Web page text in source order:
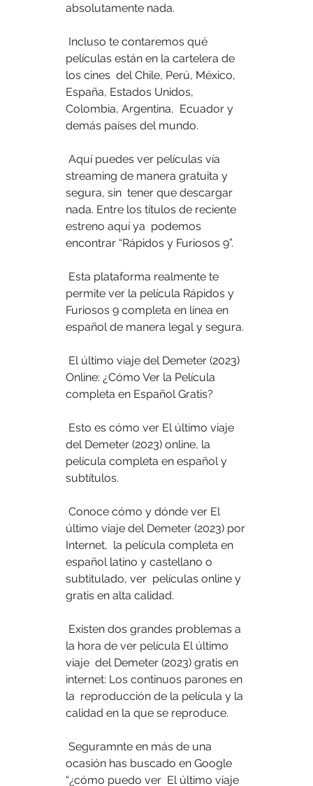
absolutamente nada.
películas están en la cartelera de
los cines  del Chile, Perú, México,
España, Estados Unidos,
Colombia, Argentina,  Ecuador y
demás países del mundo.
streaming de manera gratuita y
segura, sin  tener que descargar
nada. Entre los títulos de reciente
estreno aquí ya  podemos
encontrar “Rápidos y Furiosos 9”.
permite ver la película Rápidos y
Furiosos 9 completa en línea en
español de manera legal y segura.
Online: ¿Cómo Ver la Película
completa en Español Gratis?
del Demeter (2023) online, la
película completa en español y
subtítulos.
último viaje del Demeter (2023) por
Internet,  la película completa en
español latino y castellano o
subtitulado, ver  películas online y
gratis en alta calidad.
la hora de ver película El último
viaje  del Demeter (2023) gratis en
internet: Los continuos parones en
la  reproducción de la película y la
calidad en la que se reproduce.
ocasión has buscado en Google
“¿cómo puedo ver  El último viaje